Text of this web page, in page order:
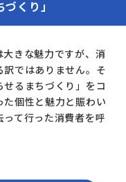
くり」
きな魅力ですが、消
ではありません。そ
るまちづくり」をコ
た個性と魅力と賑わい
て行った消費者を呼